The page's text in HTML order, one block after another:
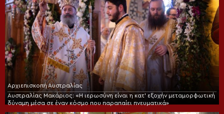
Αρχιεπισκοπή Αυστραλίας
Αυστραλίας Μακάριος: «Η ιερωσύνη είναι η κατ’ εξοχήν μεταμορφωτική
δύναμη μέσα σε έναν κόσμο που παραπαίει πνευματικά»